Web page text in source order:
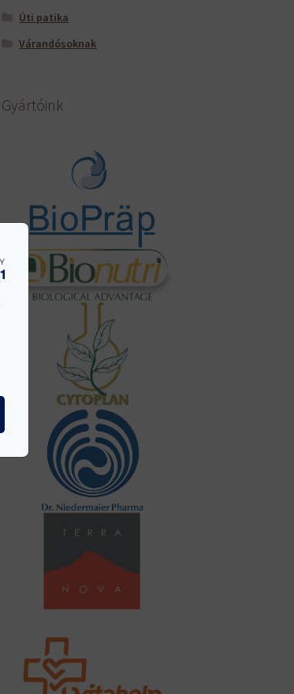
Úti patika
Várandósoknak
Gyártóink